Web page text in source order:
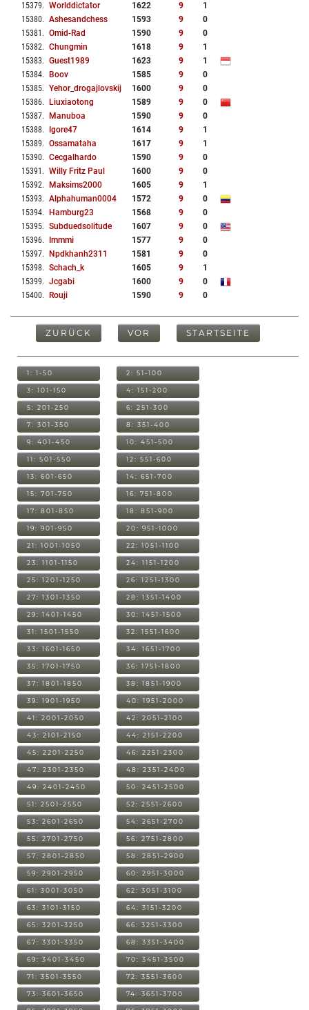
15379. Worlddictator 1622 9
1
15380. Ashesandchess 1593 9
0
15381 . Omid-Rad 1590 9
0
15382. Chungmin 1618 9
1
15383. Guest1989 1623 9
1
15384. Boov 1585 9
0
15385. Yehor_drogajlovskij 1600 9
0
15386. Liuxiaotong 1589 9
0
15387. Manuboa 1590 9
0
15388. Igore47 1614 9
1
15389. Ossamataha 1617 9
1
15390. Cecgalhardo 1590 9
0
15391 . Willy Fritz Paul 1600 9
0
15392. Maksims2000 1605 9
1
15393. Alphahuman0004 1572 9
0
15394. Hamburg23 1568 9
0
15395. Subduedsolitude 1607 9
0
15396. Immmi 1577 9
0
15397. Npdkhanh2311 1581 9
0
15398. Schach_k 1605 9
1
15399. Jcgabi 1600 9
0
15400. Rouji 1590 9 0
ZURÜCK VOR STARTSEITE
1: 1-50 2: 51-100
3: 101-150 4: 151-200
5: 201-250 6: 251-300
7: 301-350 8: 351-400
9: 401-450 10: 451-500
11: 501-550 12: 551-600
13: 601-650 14: 651-700
15: 701-750 16: 751-800
17: 801-850 18: 851-900
19: 901-950 20: 951-1000
21: 1001-1050 22: 1051-1100
23: 1101-1150 24: 1151-1200
25: 1201-1250 26: 1251-1300
27: 1301-1350 28: 1351-1400
29: 1401-1450 30: 1451-1500
31: 1501-1550 32: 1551-1600
33: 1601-1650 34: 1651-1700
35: 1701-1750 36: 1751-1800
37: 1801-1850 38: 1851-1900
39: 1901-1950 40: 1951-2000
41: 2001-2050 42: 2051-2100
43: 2101-2150 44: 2151-2200
45: 2201-2250 46: 2251-2300
47: 2301-2350 48: 2351-2400
49: 2401-2450 50: 2451-2500
51: 2501-2550 52: 2551-2600
53: 2601-2650 54: 2651-2700
55: 2701-2750 56: 2751-2800
57: 2801-2850 58: 2851-2900
59: 2901-2950 60: 2951-3000
61: 3001-3050 62: 3051-3100
63: 3101-3150 64: 3151-3200
65: 3201-3250 66: 3251-3300
67: 3301-3350 68: 3351-3400
69: 3401-3450 70: 3451-3500
71: 3501-3550 72: 3551-3600
73: 3601-3650 74: 3651-3700